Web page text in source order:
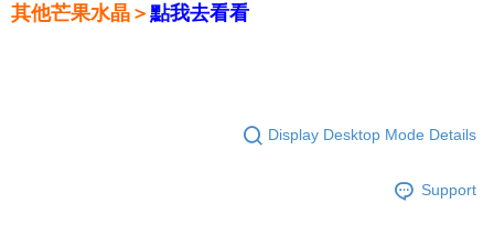
其他芒果水晶＞點我去看看
Display Desktop Mode Details
Support